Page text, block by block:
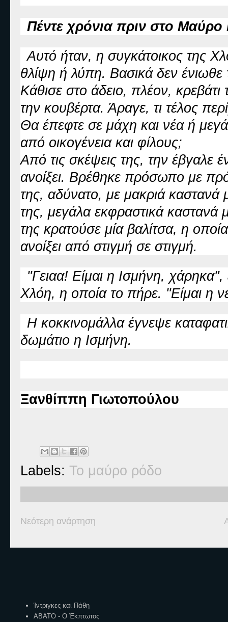
Πέντε χρόνια πριν στο
Αυτό ήταν, η συγκάτοικος της
θλίψη ή λύπη. Βασικά δεν ένιωθε
Κάθισε στο άδειο, πλέον,
την κουβέρτα. Άραγε, τι τέλος
Θα έπεφτε σε μάχη και νέα ή
από οικογένεια και φίλους;
Από τις σκέψεις της, την έβγαλε
ανοίξει. Βρέθηκε πρόσωπο με
της, αδύνατο, με μακριά καστανά
της, μεγάλα εκφραστικά καστανά
της κρατούσε μία βαλίτσα, η
ανοίξει από στιγμή σε στιγμή.
"Γειαα! Είμαι η Ισμήνη, χάρηκα",
Χλόη, η οποία το πήρε. "Είμαι η
Η κοκκινομάλλα έγνεψε
δωμάτιο η Ισμήνη.
Ξανθίππη Γιωτοπούλου
Labels: Το μαύρο ρόδο
Νεότερη ανάρτηση
Ίντριγκες και Πάθη
ΑΒΑΤΟ - Ο Έκπτωτος